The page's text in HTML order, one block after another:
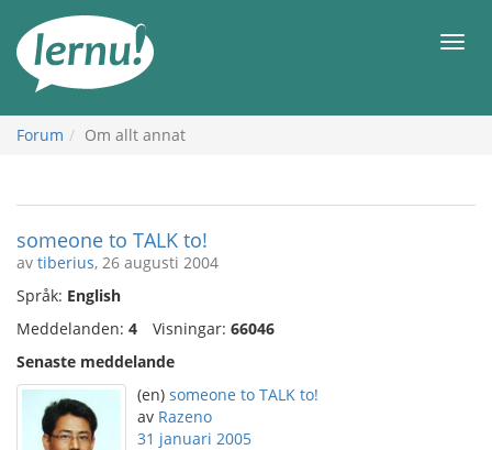
sidans
innehåll
Meny
Forum Om allt annat
someone to TALK to!
av tiberius, 26 augusti 2004
Språk: English
Meddelanden: 4 Visningar: 66046
Senaste meddelande
(en) someone to TALK to!
av Razeno
31 januari 2005